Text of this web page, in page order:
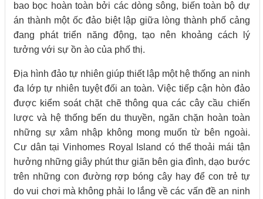
bao bọc hoàn toàn bởi các dòng sông, biến toàn bộ dự
án thành một ốc đảo biệt lập giữa lòng thành phố cảng
đang phát triển năng động, tạo nên khoảng cách lý
tưởng với sự ồn ào của phố thị.
Địa hình đảo tự nhiên giúp thiết lập một hệ thống an ninh
đa lớp tự nhiên tuyệt đối an toàn. Việc tiếp cận hòn đảo
được kiểm soát chặt chẽ thông qua các cây cầu chiến
lược và hệ thống bến du thuyền, ngăn chặn hoàn toàn
những sự xâm nhập không mong muốn từ bên ngoài.
Cư dân tại Vinhomes Royal Island có thể thoải mái tận
hưởng những giây phút thư giãn bên gia đình, dạo bước
trên những con đường rợp bóng cây hay để con trẻ tự
do vui chơi mà không phải lo lắng về các vấn đề an ninh